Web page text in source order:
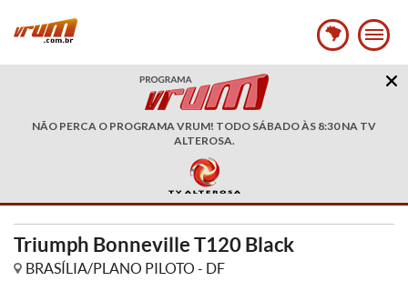
NÃO PERCA O PROGRAMA VRUM! TODO SÁBADO ÀS 8:30 NA TV
ALTEROSA.
Triumph Bonneville T120 Black
BRASÍLIA/PLANO PILOTO - DF